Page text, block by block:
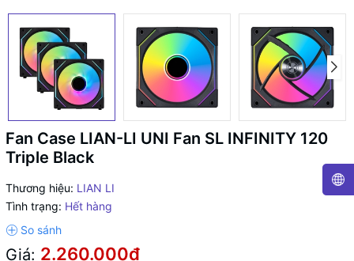
Fan Case LIAN-LI UNI Fan SL INFINITY 120
Triple Black
Thương hiệu: LIAN LI
Tình trạng: Hết hàng
Giá: 2.260.000₫